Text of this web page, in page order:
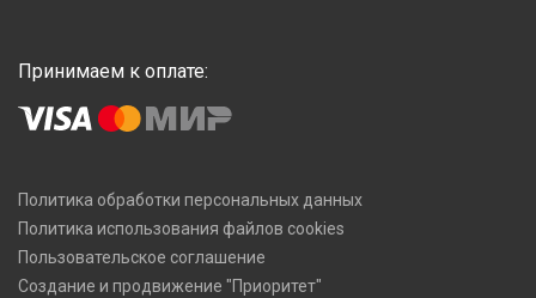
Принимаем к оплате:
Политика обработки персональных данных
Политика использования файлов cookies
Пользовательское соглашение
Создание и продвижение "Приоритет"